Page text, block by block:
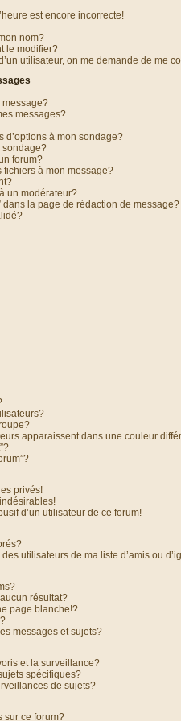
est encore incorrecte!
nom?
le modifier?
utilisateur, on me demande de me
message?
messages?
d’options à mon sondage?
sondage?
forum?
à mon message?
un modérateur?
dans la page de rédaction de message?
apparaissent dans une couleur
privés!
d’un utilisateur de ce forum!
utilisateurs de ma liste d’amis ou
résultat?
page blanche!?
messages et sujets?
et la surveillance?
spécifiques?
de sujets?
sur ce forum?